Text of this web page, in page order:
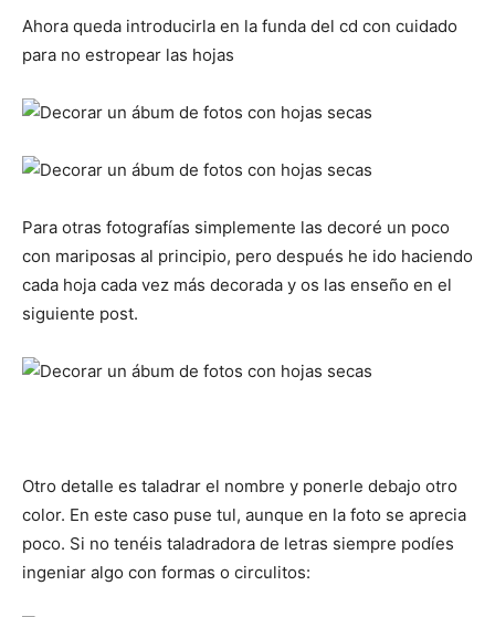
Ahora queda introducirla en la funda del cd con cuidado
para no estropear las hojas
Para otras fotografías simplemente las decoré un poco
con mariposas al principio, pero después he ido haciendo
cada hoja cada vez más decorada y os las enseño en el
siguiente post.
Otro detalle es taladrar el nombre y ponerle debajo otro
color. En este caso puse tul, aunque en la foto se aprecia
poco. Si no tenéis taladradora de letras siempre podíes
ingeniar algo con formas o circulitos: